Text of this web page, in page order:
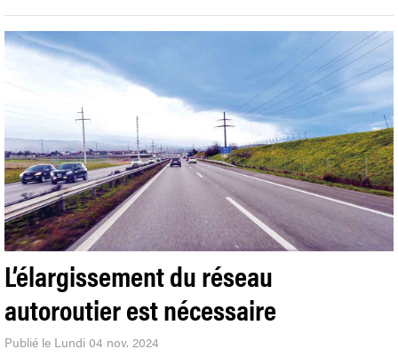
L’élargissement du réseau
autoroutier est nécessaire
Publié le Lundi 04 nov. 2024